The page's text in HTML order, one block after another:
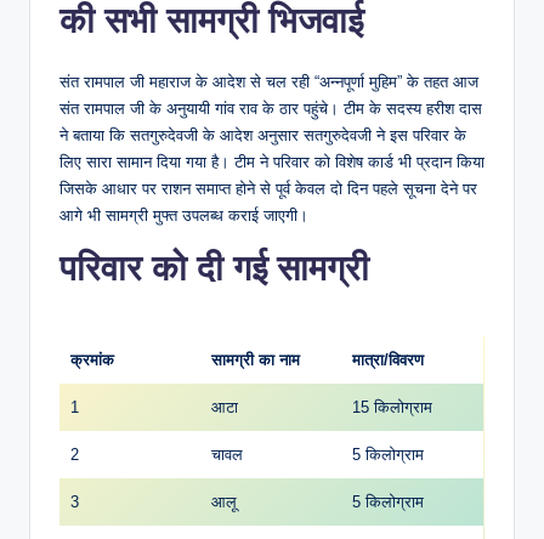
की सभी सामग्री भिजवाई
संत रामपाल जी महाराज के आदेश से चल‌ रही “अन्नपूर्णा मुहिम” के तहत आज
संत रामपाल जी के अनुयायी गांव राव के ठार पहुंचे। टीम के सदस्य हरीश दास
ने बताया कि सतगुरुदेवजी के आदेश अनुसार सतगुरुदेवजी ने इस परिवार के
लिए सारा सामान दिया गया है। टीम ने परिवार को विशेष कार्ड भी प्रदान किया
जिसके आधार पर राशन समाप्त होने से पूर्व केवल दो दिन पहले सूचना देने पर
आगे भी सामग्री मुफ्त उपलब्ध कराई जाएगी।
परिवार को दी गई सामग्री
क्रमांक सामग्री का नाम मात्रा/विवरण
1 आटा 15 किलोग्राम
2 चावल 5 किलोग्राम
3 आलू 5 किलोग्राम